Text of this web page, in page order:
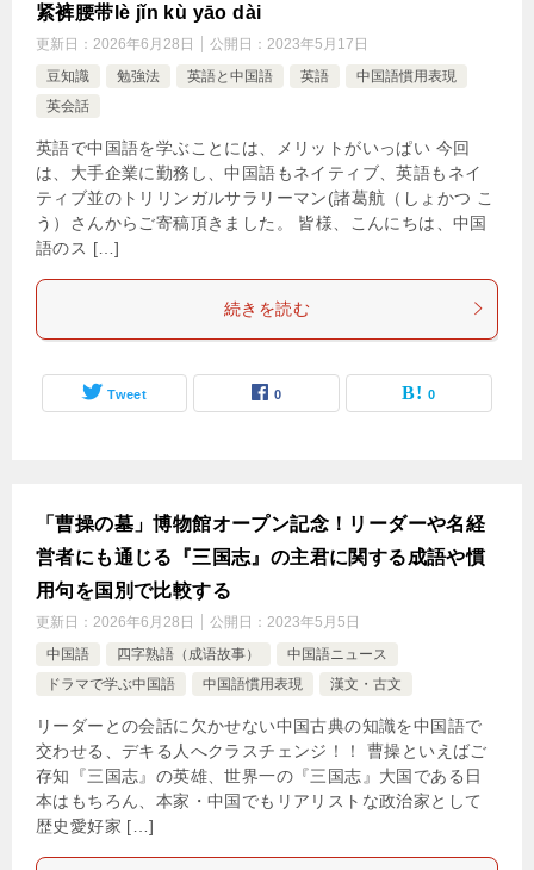
紧裤腰带lè jǐn kù yāo dài
更新日： 2026年6月28日 公開日： 2023年5月17日
豆知識
勉強法 英語と中国語 英語
中国語慣用表現
英会話
英語で中国語を学ぶことには、メリットがいっぱい 今回
は、大手企業に勤務し、中国語もネイティブ、英語もネイ
ティブ並のトリリンガルサラリーマン(諸葛航（しょかつ こ
う）さんからご寄稿頂きました。 皆様、こんにちは、中国
語のス […]
続きを読む
Tweet 0 0
「曹操の墓」博物館オープン記念！リーダーや名経
営者にも通じる『三国志』の主君に関する成語や慣
用句を国別で比較する
更新日： 2026年6月28日 公開日： 2023年5月5日
中国語
四字熟語（成语故事）
中国語ニュース
ドラマで学ぶ中国語
中国語慣用表現 漢文・古文
リーダーとの会話に欠かせない中国古典の知識を中国語で
交わせる、デキる人へクラスチェンジ！！ 曹操といえばご
存知『三国志』の英雄、世界一の『三国志』大国である日
本はもちろん、本家・中国でもリアリストな政治家として
歴史愛好家 […]